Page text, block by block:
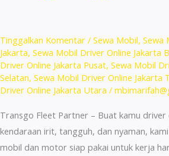
&
Cepat
Proses!
Tinggalkan Komentar / Sewa Mobil, Sewa
Jakarta, Sewa Mobil Driver Online Jakarta
Driver Online Jakarta Pusat, Sewa Mobil
Selatan, Sewa Mobil Driver Online Jakarta
Driver Online Jakarta Utara /
Transgo Fleet Partner – Buat kamu driver
kendaraan irit, tangguh, dan nyaman,
mobil dan motor siap pakai untuk kerja